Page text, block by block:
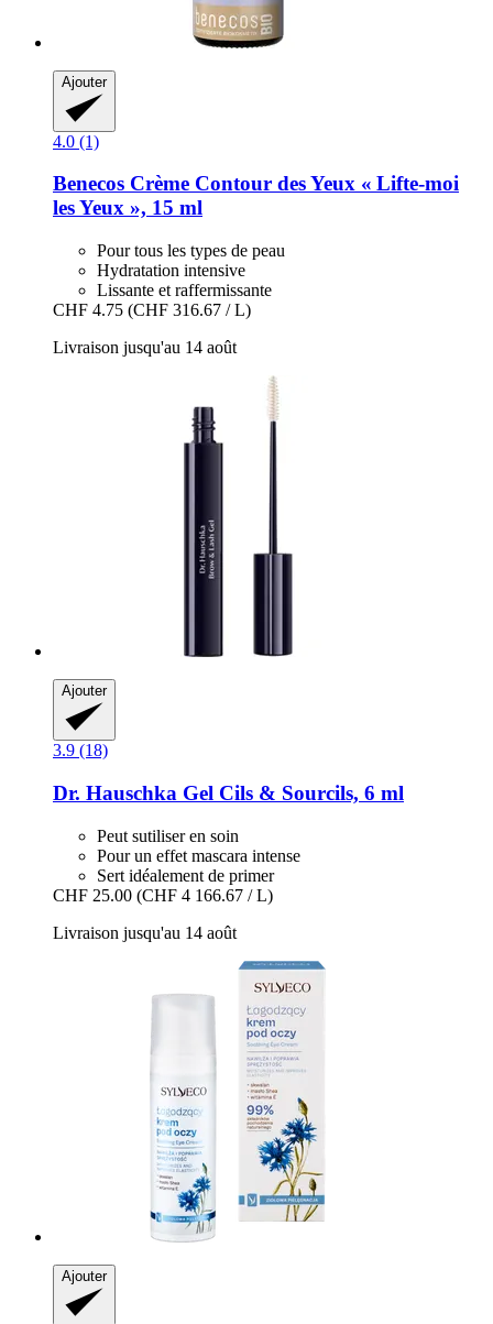
Ajouter
4.0 (1)
Benecos Crème Contour des Yeux « Lifte-​moi
les Yeux », 15 ml
Pour tous les types de peau
Hydratation intensive
Lissante et raffermissante
CHF 4.75 (CHF 316.67 / L)
Livraison jusqu'au 14 août
Ajouter
3.9 (18)
Dr. Hauschka Gel Cils & Sourcils, 6 ml
Peut sutiliser en soin
Pour un effet mascara intense
Sert idéalement de primer
CHF 25.00 (CHF 4 166.67 / L)
Livraison jusqu'au 14 août
Ajouter